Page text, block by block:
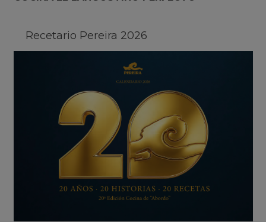
Recetario Pereira 2026